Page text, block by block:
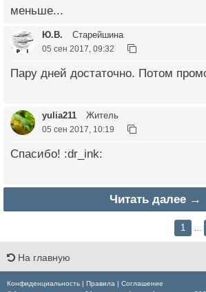
меньше...
Ю.В. Старейшина
05 сен 2017, 09:32
Пару дней достаточно. Потом
yulia211 Житель
05 сен 2017, 10:19
Спасибо! :dr_ink:
Читать далее →
1
На главную
Конфиденциальность | Правила | Соглашение